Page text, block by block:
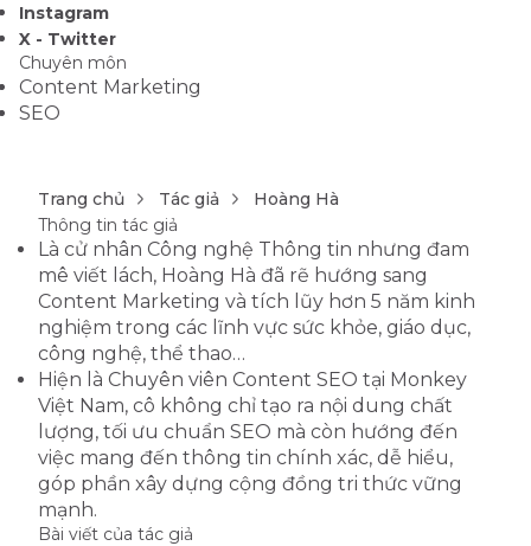
Instagram
X - Twitter
Chuyên môn
Content Marketing
SEO
Trang chủ Tác giả
Hoàng Hà
Thông tin tác giả
Là cử nhân Công nghệ Thông tin nhưng đam
mê viết lách, Hoàng Hà đã rẽ hướng sang
Content Marketing và tích lũy hơn 5 năm kinh
nghiệm trong các lĩnh vực sức khỏe, giáo dục,
công nghệ, thể thao…
Hiện là Chuyên viên Content SEO tại Monkey
Việt Nam, cô không chỉ tạo ra nội dung chất
lượng, tối ưu chuẩn SEO mà còn hướng đến
việc mang đến thông tin chính xác, dễ hiểu,
góp phần xây dựng cộng đồng tri thức vững
mạnh.
Bài viết của tác giả